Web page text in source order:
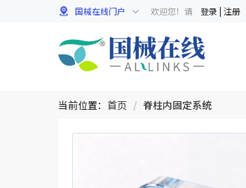
国械在线门户 欢迎您！请 登录 | 注册
当前位置： 首页 / 脊柱内固定系统